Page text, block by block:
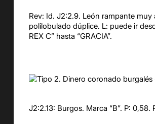
Rev: Id. J2:2.9. León rampante muy
polilobulado dúplice. L: puede ir
REX C” hasta “GRACIA”.
J2:2.13: Burgos. Marca “B”. P: 0,58.